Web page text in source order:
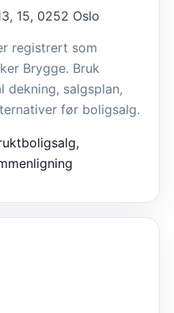
15, 0252 Oslo
registrert som
Brygge. Bruk
dekning, salgsplan,
før boligsalg.